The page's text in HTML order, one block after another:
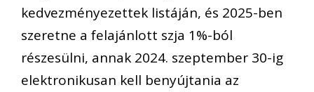
kedvezményezettek listáján, és 2025-ben
szeretne a felajánlott szja 1%-ból
részesülni, annak 2024. szeptember 30-ig
elektronikusan kell benyújtania az